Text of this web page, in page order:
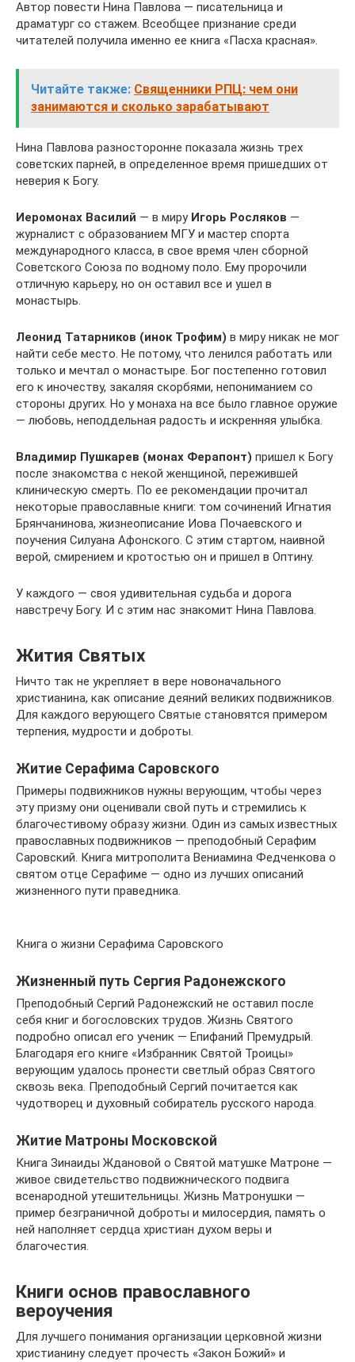
Автор повести Нина Павлова — писательница и
драматург со стажем. Всеобщее признание среди
читателей получила именно ее книга «Пасха красная».
Читайте также: Священники РПЦ: чем они
занимаются и сколько зарабатывают
Нина Павлова разносторонне показала жизнь трех
советских парней, в определенное время пришедших от
неверия к Богу.
Иеромонах Василий — в миру Игорь Росляков —
журналист с образованием МГУ и мастер спорта
международного класса, в свое время член сборной
Советского Союза по водному поло. Ему пророчили
отличную карьеру, но он оставил все и ушел в
монастырь.
Леонид Татарников (инок Трофим) в миру никак не мог
найти себе место. Не потому, что ленился работать или
только и мечтал о монастыре. Бог постепенно готовил
его к иночеству, закаляя скорбями, непониманием со
стороны других. Но у монаха на все было главное оружие
— любовь, неподдельная радость и искренняя улыбка.
Владимир Пушкарев (монах Ферапонт) пришел к Богу
после знакомства с некой женщиной, пережившей
клиническую смерть. По ее рекомендации прочитал
некоторые православные книги: том сочинений Игнатия
Брянчанинова, жизнеописание Иова Почаевского и
поучения Силуана Афонского. С этим стартом, наивной
верой, смирением и кротостью он и пришел в Оптину.
У каждого — своя удивительная судьба и дорога
навстречу Богу. И с этим нас знакомит Нина Павлова.
Жития Святых
Ничто так не укрепляет в вере новоначального
христианина, как описание деяний великих подвижников.
Для каждого верующего Святые становятся примером
терпения, мудрости и доброты.
Житие Серафима Саровского
Примеры подвижников нужны верующим, чтобы через
эту призму они оценивали свой путь и стремились к
благочестивому образу жизни. Один из самых известных
православных подвижников — преподобный Серафим
Саровский. Книга митрополита Вениамина Федченкова о
святом отце Серафиме — одно из лучших описаний
жизненного пути праведника.
Книга о жизни Серафима Саровского
Жизненный путь Сергия Радонежского
Преподобный Сергий Радонежский не оставил после
себя книг и богословских трудов. Жизнь Святого
подробно описал его ученик — Епифаний Премудрый.
Благодаря его книге «Избранник Святой Троицы»
верующим удалось пронести светлый образ Святого
сквозь века. Преподобный Сергий почитается как
чудотворец и духовный собиратель русского народа.
Житие Матроны Московской
Книга Зинаиды Ждановой о Святой матушке Матроне —
живое свидетельство подвижнического подвига
всенародной утешительницы. Жизнь Матронушки —
пример безграничной доброты и милосердия, память о
ней наполняет сердца христиан духом веры и
благочестия.
Книги основ православного
вероучения
Для лучшего понимания организации церковной жизни
христианину следует прочесть «Закон Божий» и